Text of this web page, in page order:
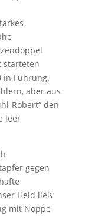
starteten
in Führung.
aber aus
Robert“ den
leer
gegen
Held ließ
mit Noppe